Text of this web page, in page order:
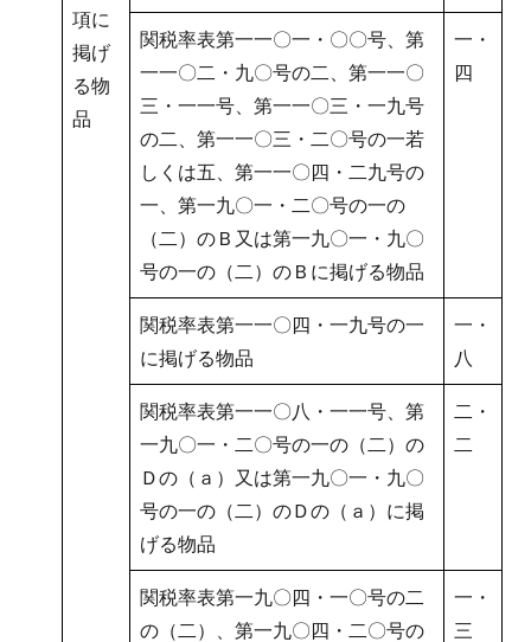
項に
掲げ
る物
品
関税率表第一一〇一・〇〇号、第
一一〇二・九〇号の二、第一一〇
三・一一号、第一一〇三・一九号
の二、第一一〇三・二〇号の一若
しくは五、第一一〇四・二九号の
一、第一九〇一・二〇号の一の
（二）のＢ又は第一九〇一・九〇
号の一の（二）のＢに掲げる物品
一・
四
関税率表第一一〇四・一九号の一
に掲げる物品
一・
八
関税率表第一一〇八・一一号、第
一九〇一・二〇号の一の（二）の
Ｄの（ａ）又は第一九〇一・九〇
号の一の（二）のＤの（ａ）に掲
げる物品
二・
二
関税率表第一九〇四・一〇号の二
の（二）、第一九〇四・二〇号の
一・
三